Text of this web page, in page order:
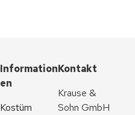
Information
en
Kostüm
Kontakt
Krause &
Sohn GmbH